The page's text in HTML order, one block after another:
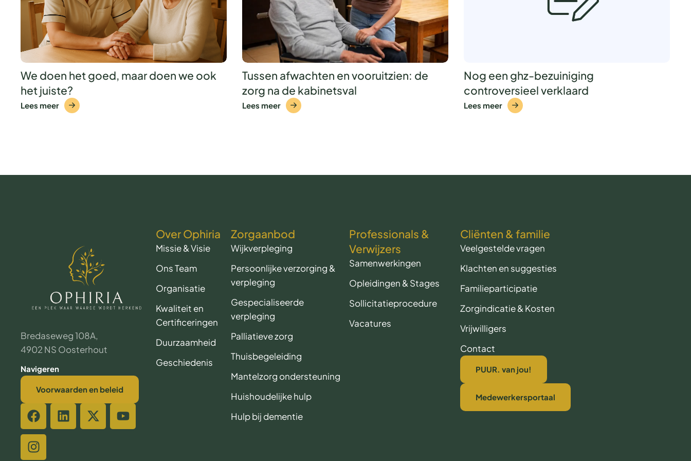
We doen het goed, maar doen we ook
het juiste?
Lees meer
Tussen afwachten en vooruitzien: de
zorg na de kabinetsval
Lees meer
Nog een ghz-bezuiniging
controversieel verklaard
Lees meer
Bredaseweg 108A,
4902 NS Oosterhout
Navigeren
Voorwaarden en beleid
Over Ophiria
Missie & Visie
Ons Team
Organisatie
Kwaliteit en
Certificeringen
Duurzaamheid
Geschiedenis
Zorgaanbod
Wijkverpleging
Persoonlijke verzorging &
verpleging
Gespecialiseerde
verpleging
Palliatieve zorg
Thuisbegeleiding
Mantelzorg ondersteuning
Huishoudelijke hulp
Hulp bij dementie
Professionals &
Verwijzers
Samenwerkingen
Opleidingen & Stages
Sollicitatieprocedure
Vacatures
Cliënten & familie
Veelgestelde vragen
Klachten en suggesties
Familieparticipatie
Zorgindicatie & Kosten
Vrijwilligers
Contact
PUUR. van jou!
Medewerkersportaal